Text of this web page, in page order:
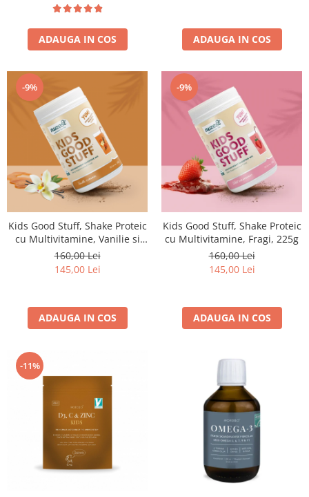
ADAUGA IN COS ADAUGA IN COS
-9%
Kids Good Stuff, Shake Proteic
cu Multivitamine, Vanilie si
Caramel, 225g
160,00 Lei
145,00 Lei
ADAUGA IN COS
-9%
Kids Good Stuff, Shake Proteic
cu Multivitamine, Fragi, 225g
160,00 Lei
145,00 Lei
ADAUGA IN COS
-11%